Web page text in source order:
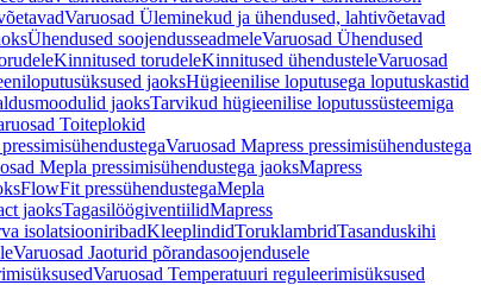
Varuosad Üleminekud ja ühendused, lahtivõetavad
Ühendused soojendusseadmeleVaruosad Ühendused
Kinnitused torudeleKinnitused ühendusteleVaruosad
jaoksHügieenilise loputusega loputuskastid
jaoksTarvikud hügieenilise loputussüsteemiga
Toiteplokid
Varuosad Mapress pressimisühendustega
Mepla pressimisühendustega jaoksMapress
FlowFit pressühendustegaMepla
jaoksTagasilöögiventiilidMapress
isolatsiooniribadKleeplindidToruklambridTasanduskihi
Varuosad Jaoturid põrandasoojendusele
Varuosad Temperatuuri reguleerimisüksused